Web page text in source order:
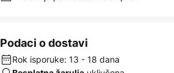
Podaci o dostavi
Rok isporuke: 13 - 18 dana